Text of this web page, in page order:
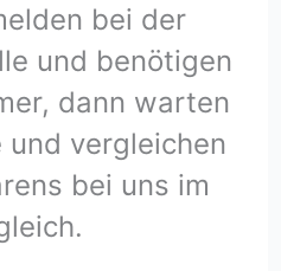
bei der
und benötigen
dann warten
vergleichen
bei uns im